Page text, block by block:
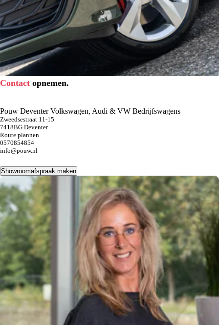
Contact opnemen.
Pouw Deventer Volkswagen, Audi & VW Bedrijfswagens
Zweedsestraat 11-15
7418BG Deventer
Route plannen
0570854854
info@pouw.nl
Showroomafspraak maken